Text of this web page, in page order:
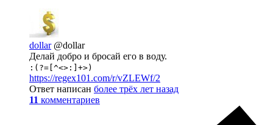
dollar @dollar
Делай добро и бросай его в воду.
:(?=[^<>:]+>)
https://regex101.com/r/vZLEWf/2
Ответ написан более трёх лет назад
11 комментариев